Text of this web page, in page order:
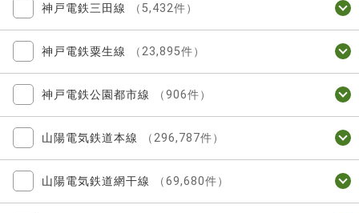
神戸電鉄三田線 （5,432件）
神戸電鉄粟生線 （23,895件）
神戸電鉄公園都市線 （906件）
山陽電気鉄道本線 （296,787件）
山陽電気鉄道網干線 （69,680件）